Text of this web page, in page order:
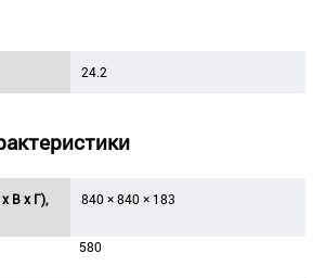
24.2
В х Г),
840 × 840 × 183
580